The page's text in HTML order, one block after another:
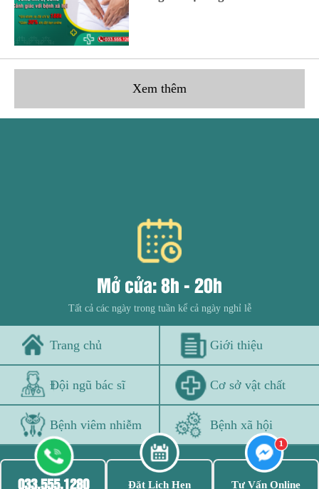
Xem thêm
Mở cửa: 8h - 20h
Tất cả các ngày trong tuần kể cả ngày nghỉ lễ
Trang chủ Giới thiệu
Đội ngũ bác sĩ Cơ sở vật chất
Bệnh viêm nhiễm Bệnh xã hội
THÔNG TIN PHÒNG KHÁM
033.555.1280 Đặt Lịch Hẹn Tư Vấn Online